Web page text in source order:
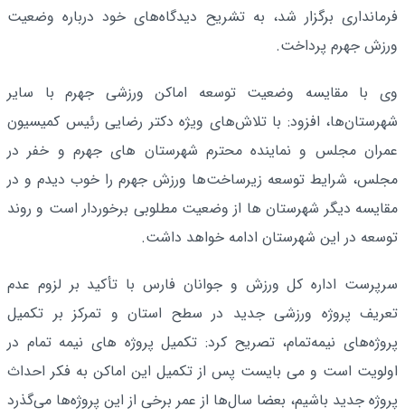
فرمانداری برگزار شد، به تشریح دیدگاه‌های خود درباره وضعیت
ورزش جهرم پرداخت.
وی با مقایسه وضعیت توسعه اماکن ورزشی جهرم با سایر
شهرستان‌ها، افزود: با تلاش‌های ویژه دکتر رضایی رئیس کمیسیون
عمران مجلس و نماینده محترم شهرستان های جهرم و خفر در
مجلس، شرایط توسعه زیرساخت‌ها ورزش جهرم را خوب دیدم و در
مقایسه دیگر شهرستان ها از وضعیت مطلوبی برخوردار است و روند
توسعه در این شهرستان ادامه خواهد داشت.
سرپرست اداره کل ورزش و جوانان فارس با تأکید بر لزوم عدم
تعریف پروژه ورزشی جدید در سطح استان و تمرکز بر تکمیل
پروژه‌های نیمه‌تمام، تصریح کرد: تکمیل پروژه های نیمه تمام در
اولویت است و می بایست پس از تکمیل این اماکن به فکر احداث
پروژه جدید باشیم، بعضا سال‌ها از عمر برخی از این پروژه‌ها می‌گذرد